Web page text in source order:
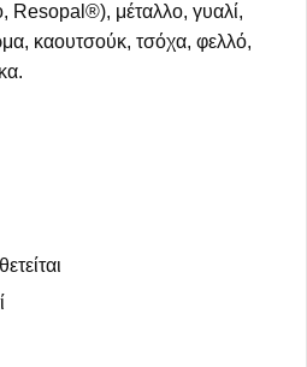
Resopal®), μέταλλο, γυαλί,
καουτσούκ, τσόχα, φελλό,